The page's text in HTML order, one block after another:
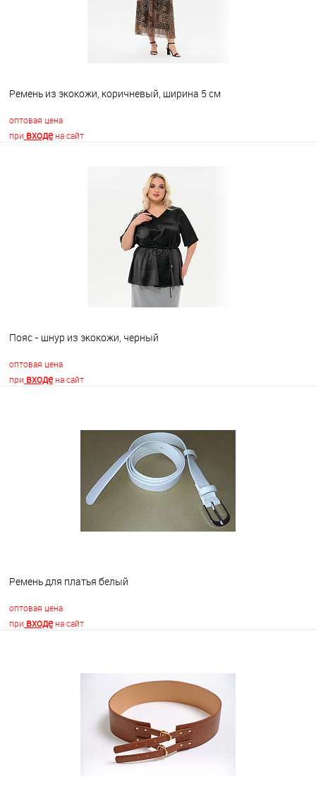
Ремень из экокожи, коричневый, ширина 5 см
оптовая цена
при входена сайт
В корзину
Пояс - шнур из экокожи, черный
оптовая цена
при входена сайт
Недоступно
Ремень для платья белый
оптовая цена
при входена сайт
В наличии